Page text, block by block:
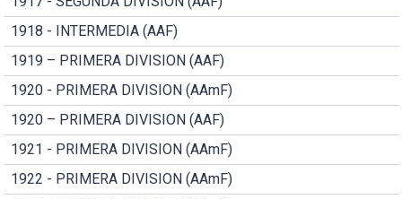
1918 - INTERMEDIA (AAF)
1919 – PRIMERA DIVISION (AAF)
1920 - PRIMERA DIVISION (AAmF)
1920 – PRIMERA DIVISION (AAF)
1921 - PRIMERA DIVISION (AAmF)
1922 - PRIMERA DIVISION (AAmF)